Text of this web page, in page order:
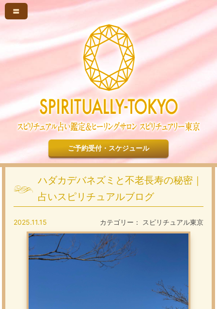
〓
ご予約受付・スケジュール
ハダカデバネズミと不老長寿の秘密｜
占いスピリチュアルブログ
カテゴリー： スピリチュアル東京
2025.11.15